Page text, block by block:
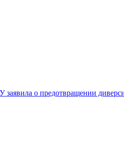
заявила о предотвращении